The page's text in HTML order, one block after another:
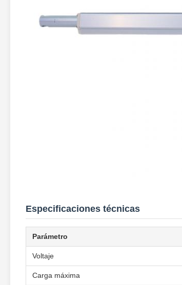
Especificaciones técnicas
Parámetro
Voltaje
Carga máxima